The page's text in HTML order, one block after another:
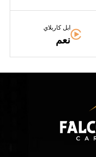
ابل كاربلاي
نعم